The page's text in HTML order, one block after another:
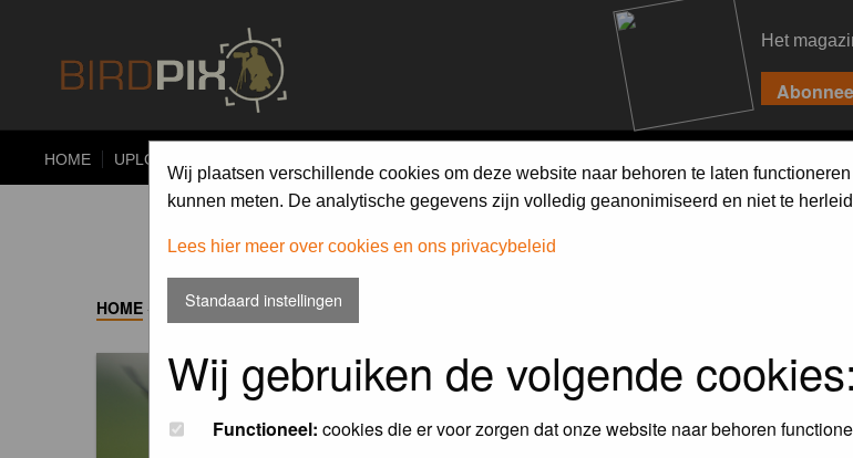
Het
HOME UPLOAD
Wij plaatsen verschillende cookies om deze website naar behoren te laten
kunnen meten. De analytische gegevens zijn volledig geanonimiseerd en niet te
Lees hier meer over cookies en ons privacybeleid
Standaard instellingen
Wij gebruiken de volgende cookies:
Functioneel: cookies die er voor zorgen dat onze website naar behoren
HOME -> ALBUM